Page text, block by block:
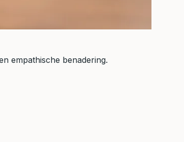
empathische benadering.